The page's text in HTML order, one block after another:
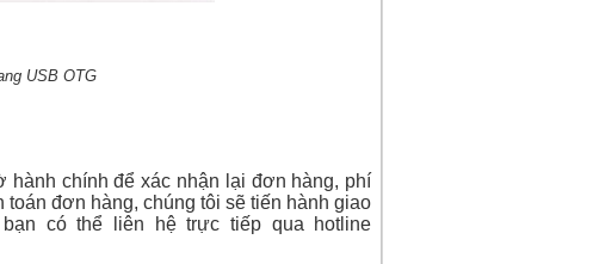
USB OTG
hành chính để xác nhận lại đơn hàng, phí
đơn hàng, chúng tôi sẽ tiến hành giao
bạn có thể liên hệ trực tiếp qua hotline